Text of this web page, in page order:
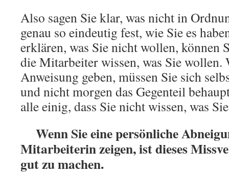
Also sagen Sie klar, was nicht in
genau so eindeutig fest, wie Sie es
erklären, was Sie nicht wollen, können
die Mitarbeiter wissen, was Sie wollen.
Anweisung geben, müssen Sie sich
und nicht morgen das Gegenteil
alle einig, dass Sie nicht wissen, was
Wenn Sie eine persönliche
Mitarbeiterin zeigen, ist dieses
gut zu machen.